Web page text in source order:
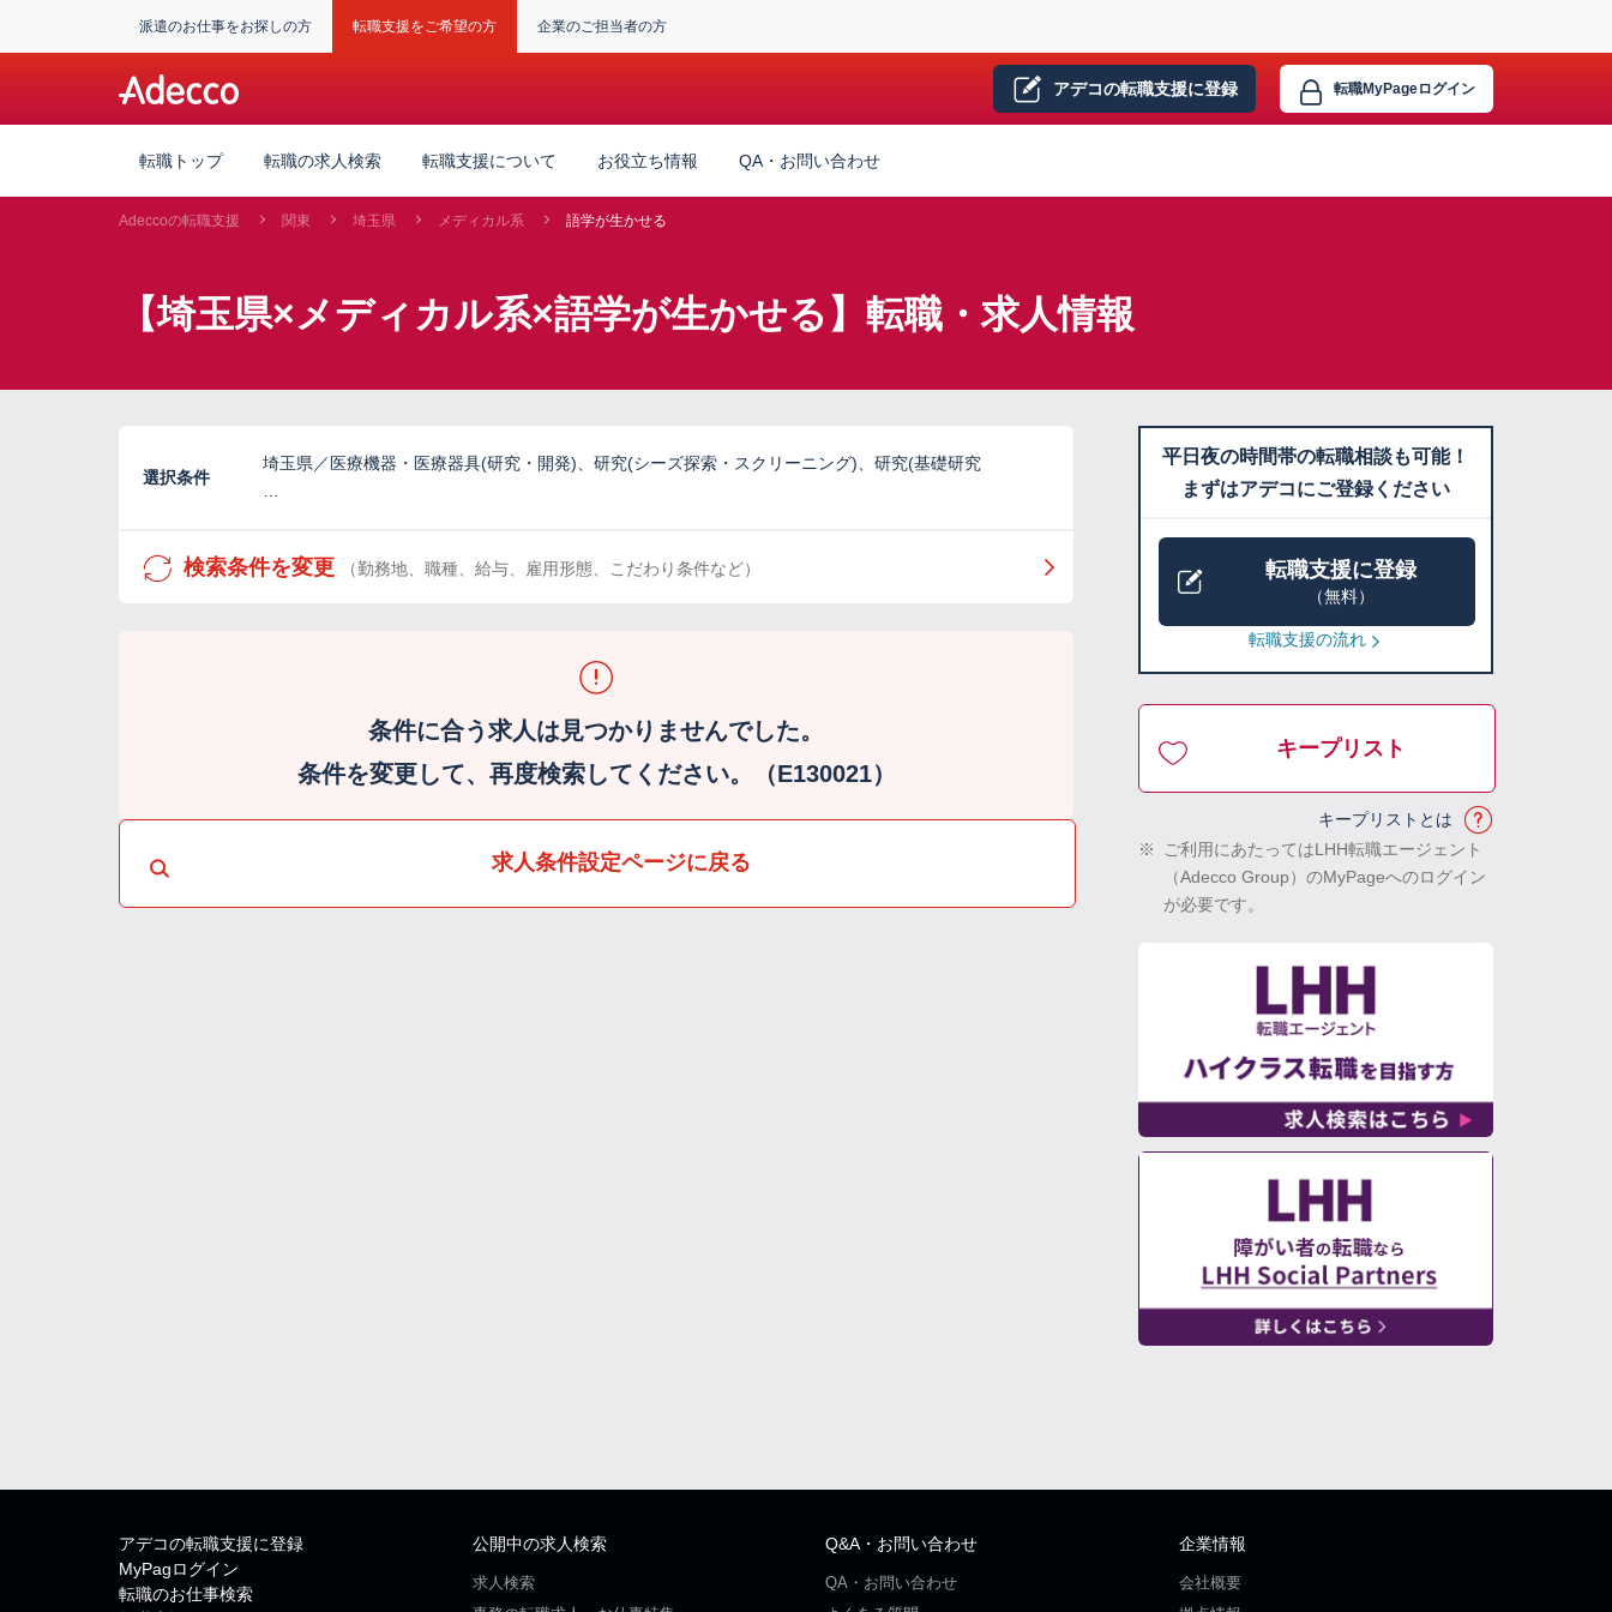
派遣のお仕事をお探しの方 転職支援をご希望の方 企業のご担当者の方
アデコの転職支援に登録 転職MyPageログイン
転職トップ 転職の求人検索 転職支援について お役立ち情報 QA・お問い合わせ
Adeccoの転職支援 関東 埼玉県 メディカル系 語学が生かせる
【埼玉県×メディカル系×語学が生かせる】転職・求人情報
選択条件
埼玉県／医療機器・医療器具(研究・開発)、研究(シーズ探索・スクリーニング)、研究(基礎研究
検索条件を変更 （勤務地、職種、給与、雇用形態、こだわり条件など）
条件に合う求人は見つかりませんでした。
条件を変更して、再度検索してください。（E130021）
求人条件設定ページに戻る
平日夜の時間帯の転職相談も可能！
まずはアデコにご登録ください
転職支援に登録
（無料）
転職支援の流れ
キープリスト
キープリストとは
※
ご利用にあたってはLHH転職エージェント
（Adecco Group）のMyPageへのログイン
が必要です。
アデコの転職支援に登録
MyPagログイン
転職のお仕事検索
公開中の求人検索
求人検索
Q&A・お問い合わせ
QA・お問い合わせ
企業情報
会社概要